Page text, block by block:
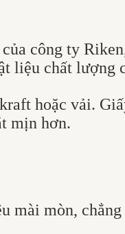
công ty
liệu chất lượng
hoặc vải.
mịn hơn.
mài mòn, chẳng